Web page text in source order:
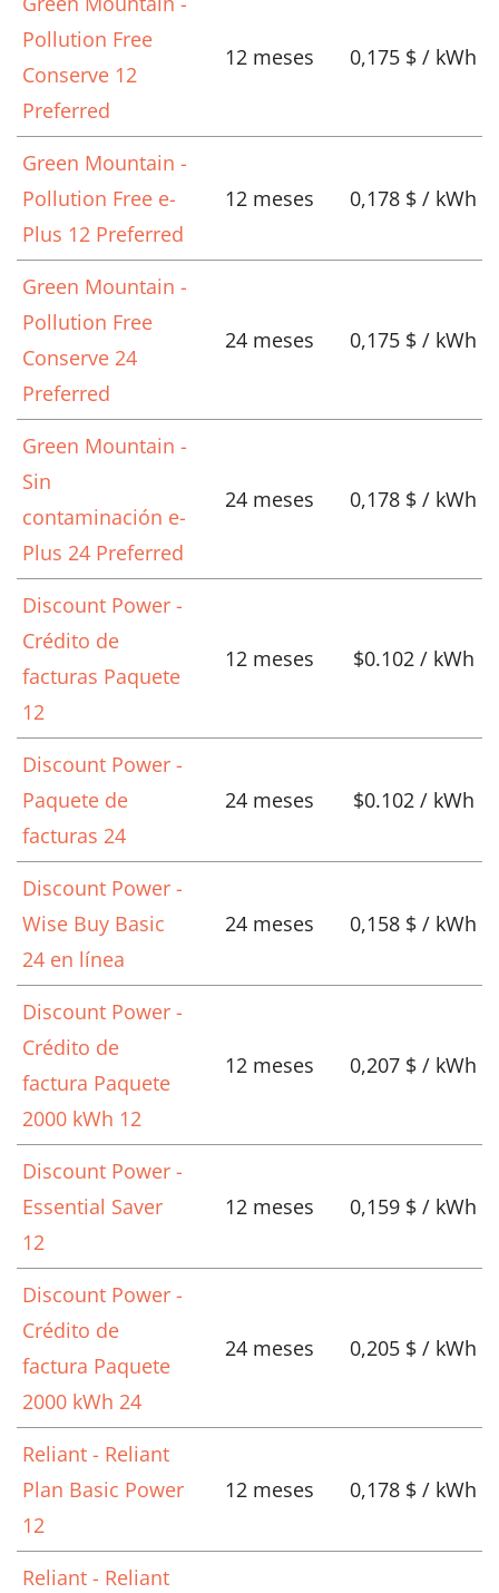
Pollution Free
Conserve 12
Preferred
12 meses 0,175 $ / kWh
Green Mountain -
Pollution Free e-
Plus 12 Preferred
12 meses 0,178 $ / kWh
Green Mountain -
Pollution Free
Conserve 24
Preferred
24 meses 0,175 $ / kWh
Green Mountain -
Sin
contaminación e-
Plus 24 Preferred
24 meses 0,178 $ / kWh
Discount Power -
Crédito de
facturas Paquete
12
12 meses $0.102 / kWh
Discount Power -
Paquete de
facturas 24
24 meses $0.102 / kWh
Discount Power -
Wise Buy Basic
24 en línea
24 meses 0,158 $ / kWh
Discount Power -
Crédito de
factura Paquete
2000 kWh 12
12 meses 0,207 $ / kWh
Discount Power -
Essential Saver
12
12 meses 0,159 $ / kWh
Discount Power -
Crédito de
factura Paquete
2000 kWh 24
24 meses 0,205 $ / kWh
Reliant - Reliant
Plan Basic Power
12
12 meses 0,178 $ / kWh
Reliant - Reliant